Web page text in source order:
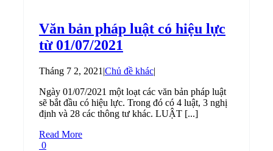
Văn bản pháp luật có hiệu lực
từ 01/07/2021
Tháng 7 2, 2021 |Chủ đề khác|
Ngày 01/07/2021 một loạt các văn bản pháp luật
sẽ bắt đầu có hiệu lực. Trong đó có 4 luật, 3 nghị
định và 28 các thông tư khác. LUẬT [...]
Read More
0